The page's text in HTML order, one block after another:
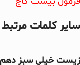
سایر کلمات
زیست خیلی سبز دهم